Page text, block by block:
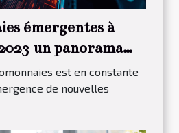
émergentes à
un panorama
d'investissement
est en constante
de nouvelles